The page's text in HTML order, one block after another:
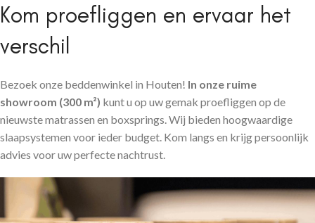
Kom proefliggen en ervaar het
verschil
Bezoek onze beddenwinkel in Houten! In onze ruime
showroom (300 m²) kunt u op uw gemak proefliggen op de
nieuwste matrassen en boxsprings. Wij bieden hoogwaardige
slaapsystemen voor ieder budget. Kom langs en krijg persoonlijk
advies voor uw perfecte nachtrust.